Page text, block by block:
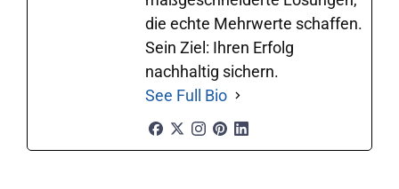
die echte Mehrwerte schaffen.
Sein Ziel: Ihren Erfolg
nachhaltig sichern.
See Full Bio